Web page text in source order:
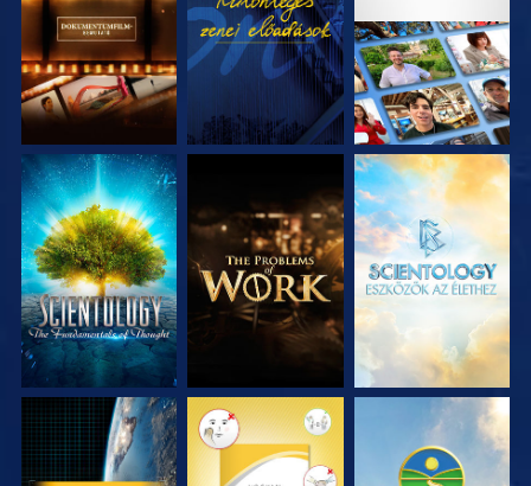
RÉSZEI
A SOROZAT
RÉSZEI
A SOROZAT
RÉSZEI
A SOROZAT
RÉSZEI
MŰSORNÉZÉS MŰSORNÉZÉS MŰSORNÉZÉS